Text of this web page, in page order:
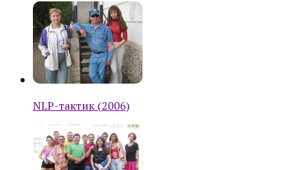
NLP-тактик (2006)